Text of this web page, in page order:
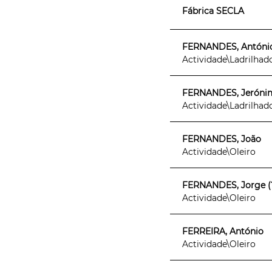
Fábrica SECLA
FERNANDES,
FERNANDES,
FERNANDES, João
Actividade\Oleiro
FERNANDES, Jorge
Actividade\Oleiro
FERREIRA, António
Actividade\Oleiro